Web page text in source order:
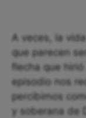
A veces, la
que parecen
flecha que
episodio nos
percibimos
y soberana de